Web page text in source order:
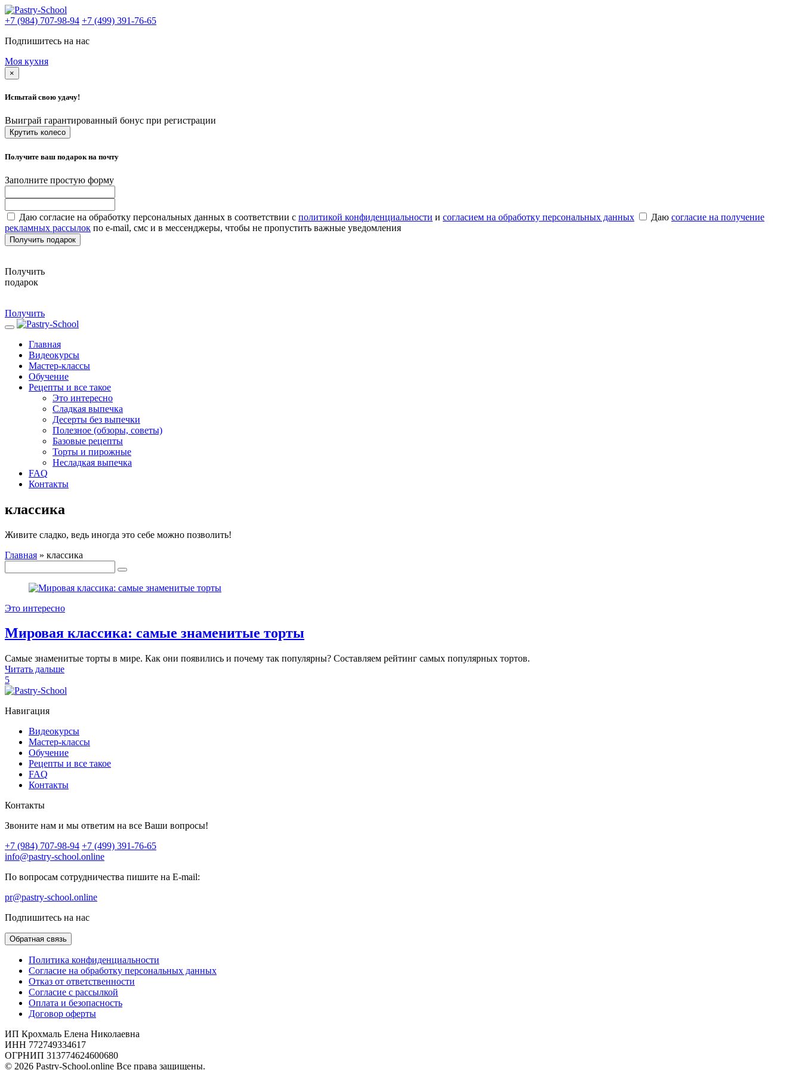
+7 (984) 707-98-94 +7 (499) 391-76-65
Подпишитесь на нас
Моя кухня
×
Испытай свою удачу!
Выиграй гарантированный бонус при регистрации
Крутить колесо
Получите ваш подарок на почту
Заполните простую форму
Даю согласие на обработку персональных данных в соответствии с политикой конфиденциальности и согласием на обработку персональных данных Даю согласие на получение
рекламных рассылок по e-mail, смс и в мессенджеры, чтобы не пропустить важные уведомления
Получить подарок
Получить
подарок
Получить
Главная
Видеокурсы
Мастер-классы
Обучение
Рецепты и все такое
Это интересно
Сладкая выпечка
Десерты без выпечки
Полезное (обзоры, советы)
Базовые рецепты
Торты и пирожные
Несладкая выпечка
FAQ
Контакты
классика
Живите сладко, ведь иногда это себе можно позволить!
Главная » классика
Это интересно
Мировая классика: самые знаменитые торты
Самые знаменитые торты в мире. Как они появились и почему так популярны? Составляем рейтинг самых популярных тортов.
Читать дальше
5
Навигация
Видеокурсы
Мастер-классы
Обучение
Рецепты и все такое
FAQ
Контакты
Контакты
Звоните нам и мы ответим на все Ваши вопросы!
+7 (984) 707-98-94 +7 (499) 391-76-65
info@pastry-school.online
По вопросам сотрудничества пишите на E-mail:
pr@pastry-school.online
Подпишитесь на нас
Обратная связь
Политика конфиденциальности
Согласие на обработку персональных данных
Отказ от ответственности
Согласие с рассылкой
Оплата и безопасность
Договор оферты
ИП Крохмаль Елена Николаевна
ИНН 772749334617
ОГРНИП 313774624600680
© 2026 Pastry-School.online Все права защищены.